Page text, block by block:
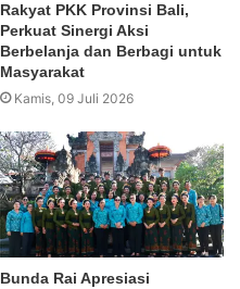
Rakyat PKK Provinsi Bali,
Perkuat Sinergi Aksi
Berbelanja dan Berbagi untuk
Masyarakat
Kamis, 09 Juli 2026
Bunda Rai Apresiasi